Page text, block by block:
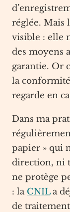
réglée. Mais
visible : elle
des moyens
garantie. Or
la
regarde en
Dans ma
papier » qui
direction, ni
ne protège
: la CNILa
de